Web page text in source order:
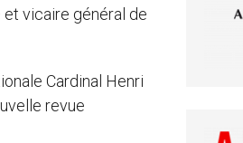
vicaire général de
Cardinal Henri
revue